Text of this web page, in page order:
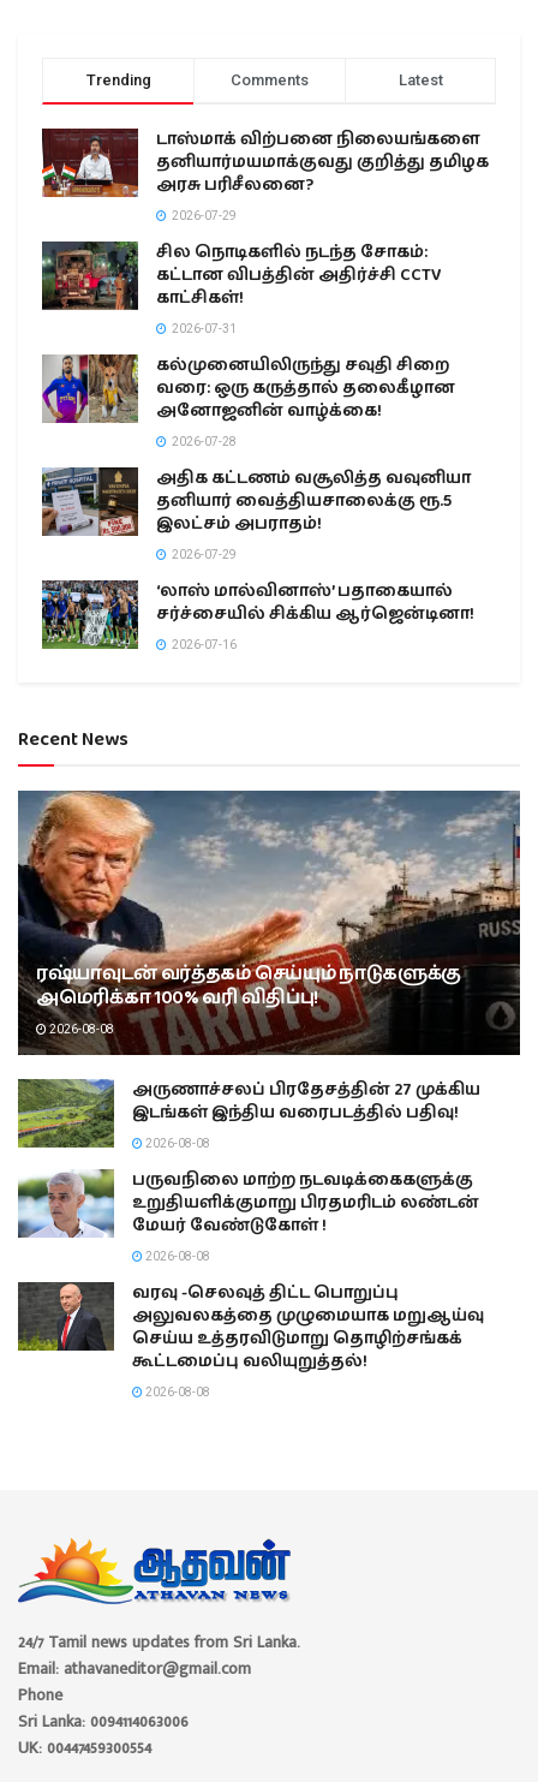
Trending Comments Latest
டாஸ்மாக் விற்பனை நிலையங்களை
தனியார்மயமாக்குவது குறித்து தமிழக
அரசு பரிசீலனை?
2026-07-29
சில நொடிகளில் நடந்த சோகம்:
கட்டான விபத்தின் அதிர்ச்சி CCTV
காட்சிகள்!
2026-07-31
கல்முனையிலிருந்து சவுதி சிறை
வரை: ஒரு கருத்தால் தலைகீழான
அனோஜனின் வாழ்க்கை!
2026-07-28
அதிக கட்டணம் வசூலித்த வவுனியா
தனியார் வைத்தியசாலைக்கு ரூ.5
இலட்சம் அபராதம்!
2026-07-29
‘லாஸ் மால்வினாஸ்’ பதாகையால்
சர்ச்சையில் சிக்கிய ஆர்ஜென்டினா!
2026-07-16
Recent News
ரஷ்யாவுடன் வர்த்தகம் செய்யும் நாடுகளுக்கு
அமெரிக்கா 100% வரி விதிப்பு!
2026-08-08
அருணாச்சலப் பிரதேசத்தின் 27 முக்கிய
இடங்கள் இந்திய வரைபடத்தில் பதிவு!
2026-08-08
பருவநிலை மாற்ற நடவடிக்கைகளுக்கு
உறுதியளிக்குமாறு பிரதமரிடம் லண்டன்
மேயர் வேண்டுகோள் !
2026-08-08
வரவு -செலவுத் திட்ட பொறுப்பு
அலுவலகத்தை முழுமையாக மறுஆய்வு
செய்ய உத்தரவிடுமாறு தொழிற்சங்கக்
கூட்டமைப்பு வலியுறுத்தல்!
2026-08-08
24/7 Tamil news updates from Sri Lanka.
Email: athavaneditor@gmail.com
Phone
Sri Lanka: 0094114063006
UK: 00447459300554